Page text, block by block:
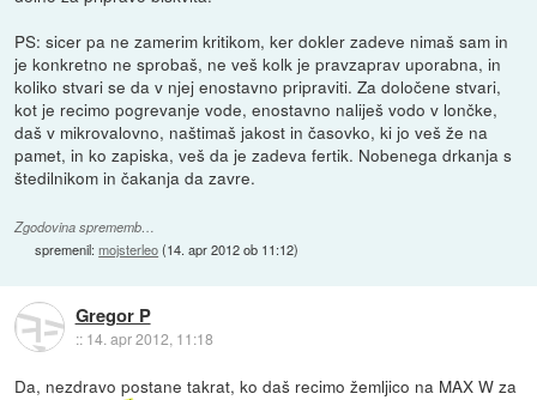
PS: sicer pa ne zamerim kritikom, ker dokler zadeve nimaš sam in
je konkretno ne sprobaš, ne veš kolk je pravzaprav uporabna, in
koliko stvari se da v njej enostavno pripraviti. Za določene stvari,
kot je recimo pogrevanje vode, enostavno naliješ vodo v lončke,
daš v mikrovalovno, naštimaš jakost in časovko, ki jo veš že na
pamet, in ko zapiska, veš da je zadeva fertik. Nobenega drkanja s
štedilnikom in čakanja da zavre.
Zgodovina sprememb…
spremenil:mojsterleo(14. apr 2012 ob 11:12)
Gregor P
:: 14. apr 2012, 11:18
Da, nezdravo postane takrat, ko daš recimo žemljico na MAX W za